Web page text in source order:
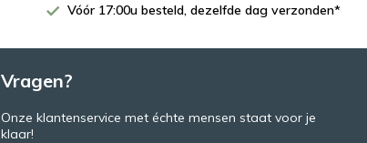
Vóór 17:00u besteld, dezelfde dag verzonden*
Vragen?
Onze klantenservice met échte mensen staat voor je
klaar!